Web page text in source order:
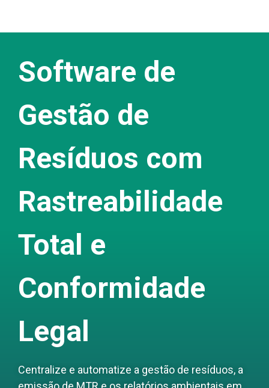
de Resíduos
Software de
Gestão de
Resíduos com
Rastreabilidade
Total e
Conformidade
Legal
Centralize e automatize a gestão de resíduos, a